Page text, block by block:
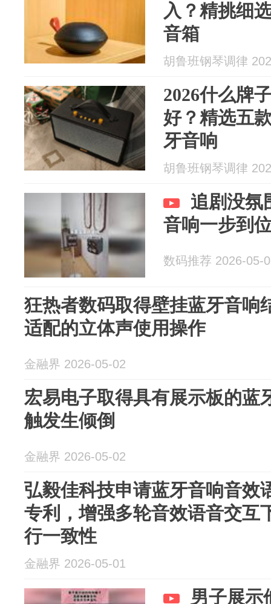
入？精挑细
音箱
胡鲁班钢琴调律
2026什么牌
好？精选五
牙音响
胡鲁班钢琴调律
追剧没氛
音响一步到
数码推荐 2026-05-
狂热者数码取得壁挂蓝牙音响
适配的立体声使用操作
金融界 2026-05-02
宏易电子取得具有展示板的蓝
触发生倾倒
金融界 2026-05-02
弘毅佳科技申请蓝牙音响音效
专利，增强多轮音效语音交互
行一致性
金融界 2026-05-01
男子展示